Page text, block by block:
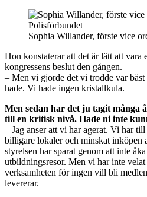
Sophia Willander, förste vice
Hon konstaterar att det är lätt att vara
kongressens beslut den gången.
– Men vi gjorde det vi trodde var
hade. Vi hade ingen kristallkula.
Men sedan har det ju tagit många
till en kritisk nivå. Hade ni inte
– Jag anser att vi har agerat. Vi har
billigare lokaler och minskat inköpen
styrelsen har sparat genom att inte
utbildningsresor. Men vi har inte velat
verksamheten för ingen vill bli
levererar.